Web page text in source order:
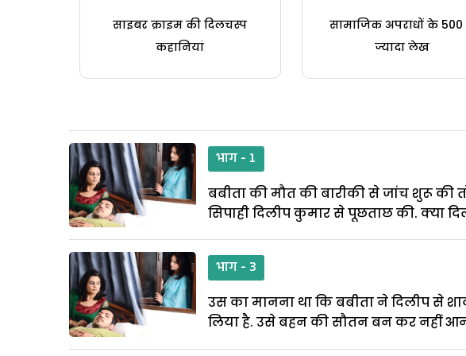
साइबर क्राइम की दिलचस्प
कहानियां
सामाजिक अपराधों के
ज्यादा लेख
भाग - 1
बबीता की मौत की बारीकी से जांच शुरू की
सिपाही दिलीप कुमार से पूछताछ की. क्या
भाग - 3
उस का मानना था कि बबीता ने दिलीप से
लिया है. उसे बहन की सौतन बन कर नहीं